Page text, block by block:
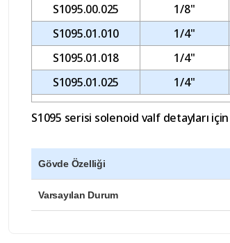
S1095.00.025
1/8"
S1095.01.010
1/4"
S1095.01.018
1/4"
S1095.01.025
1/4"
S1095 serisi solenoid valfdetayları için
Gövde Özelliği
Varsayılan Durum